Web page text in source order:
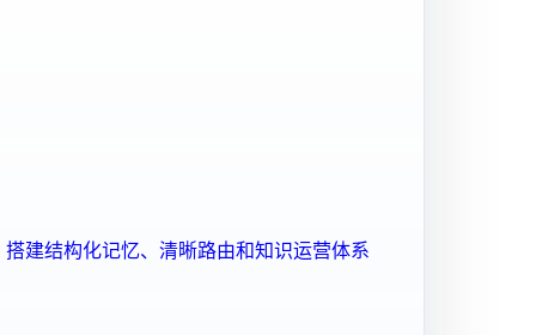
建结构化记忆、清晰路由和知识运营体系